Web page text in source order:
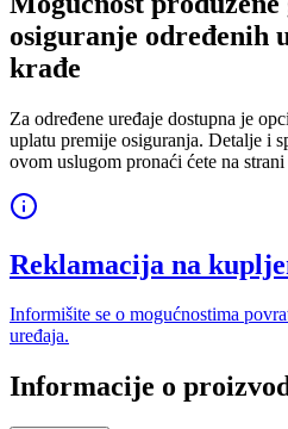
osiguranje određenih
krađe
Za određene uređaje dostupna je
uplatu premije osiguranja. Detalje i
ovom uslugom pronaći ćete na strani
Reklamacija na
Informišite se o mogućnostima
uređaja.
Informacije o